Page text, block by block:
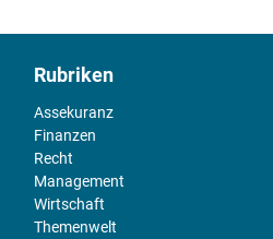
Rubriken
Assekuranz
Finanzen
Recht
Management
Wirtschaft
Themenwelt